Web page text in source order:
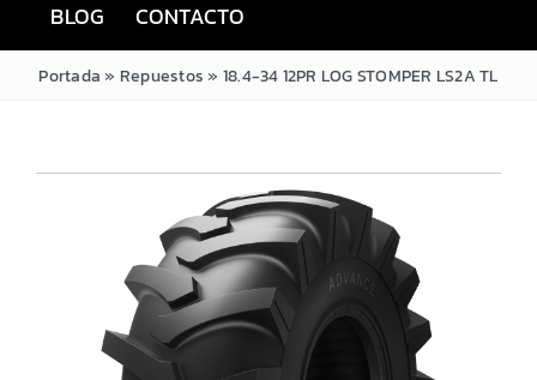
BLOG
CONTACTO
Portada» Repuestos» 18.4-34 12PR LOG STOMPER LS2A TL